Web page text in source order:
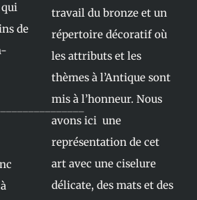
de
travail du bronze et un
répertoire décoratif où
les attributs et les
thèmes à l’Antique sont
mis à l’honneur. Nous
avons ici une
représentation de cet
art avec une ciselure
délicate, des mats et des